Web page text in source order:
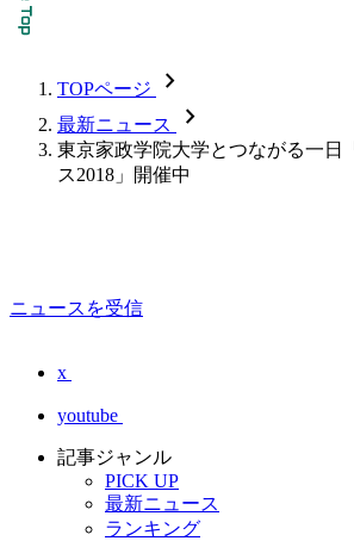
TOPページ chevron_forward
最新ニュース chevron_forward
東京家政学院大学とつながる一日
ス2018」開催中
ニュースを受信
x
youtube
記事ジャンル
PICK UP
最新ニュース
ランキング